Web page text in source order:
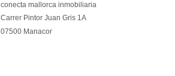
conecta mallorca inmobiliaria
Carrer Pintor Juan Gris 1A
07500 Manacor